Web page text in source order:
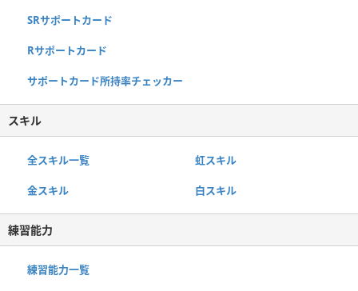
SRサポートカード
Rサポートカード
サポートカード所持率チェッカー
スキル
全スキル一覧 虹スキル
金スキル 白スキル
練習能力
練習能力一覧